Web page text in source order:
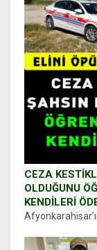
CEZA
OLDUĞUNU
KENDİLERİ
durdurdukları